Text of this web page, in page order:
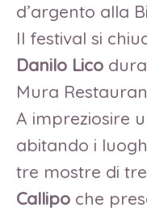
d’argento alla
Il festival si
Danilo Lico
Mura
A impreziosire
abitando i
tre mostre di
Callipo che